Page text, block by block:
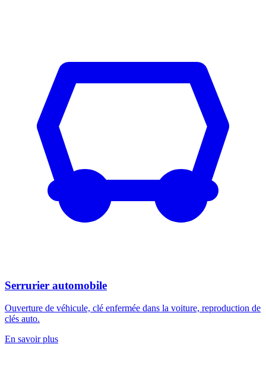
Serrurier automobile
Ouverture de véhicule, clé enfermée dans la voiture, reproduction de
clés auto.
En savoir plus